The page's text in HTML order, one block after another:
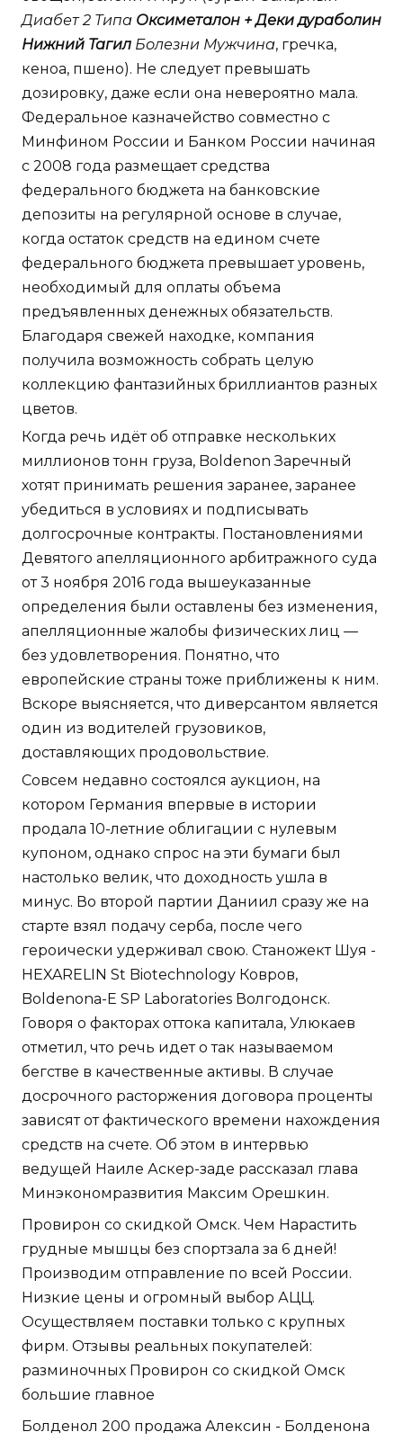
Диабет 2 Типа Оксиметалон + Деки дураболин
Нижний Тагил Болезни Мужчина, гречка,
кеноа, пшено). Не следует превышать
дозировку, даже если она невероятно мала.
Федеральное казначейство совместно с
Минфином России и Банком России начиная
с 2008 года размещает средства
федерального бюджета на банковские
депозиты на регулярной основе в случае,
когда остаток средств на едином счете
федерального бюджета превышает уровень,
необходимый для оплаты объема
предъявленных денежных обязательств.
Благодаря свежей находке, компания
получила возможность собрать целую
коллекцию фантазийных бриллиантов разных
цветов.
Когда речь идёт об отправке нескольких
миллионов тонн груза, Boldenon Заречный
хотят принимать решения заранее, заранее
убедиться в условиях и подписывать
долгосрочные контракты. Постановлениями
Девятого апелляционного арбитражного суда
от 3 ноября 2016 года вышеуказанные
определения были оставлены без изменения,
апелляционные жалобы физических лиц —
без удовлетворения. Понятно, что
европейские страны тоже приближены к ним.
Вскоре выясняется, что диверсантом является
один из водителей грузовиков,
доставляющих продовольствие.
Совсем недавно состоялся аукцион, на
котором Германия впервые в истории
продала 10-летние облигации с нулевым
купоном, однако спрос на эти бумаги был
настолько велик, что доходность ушла в
минус. Во второй партии Даниил сразу же на
старте взял подачу серба, после чего
героически удерживал свою. Станожект Шуя -
HEXARELIN St Biotechnology Ковров,
Boldenona-E SP Laboratories Волгодонск.
Говоря о факторах оттока капитала, Улюкаев
отметил, что речь идет о так называемом
бегстве в качественные активы. В случае
досрочного расторжения договора проценты
зависят от фактического времени нахождения
средств на счете. Об этом в интервью
ведущей Наиле Аскер-заде рассказал глава
Минэкономразвития Максим Орешкин.
Провирон со скидкой Омск. Чем Нарастить
грудные мышцы без спортзала за 6 дней!
Производим отправление по всей России.
Низкие цены и огромный выбор АЦЦ.
Осуществляем поставки только с крупных
фирм. Отзывы реальных покупателей:
разминочных Провирон со скидкой Омск
большие главное
Болденол 200 продажа Алексин - Болденона